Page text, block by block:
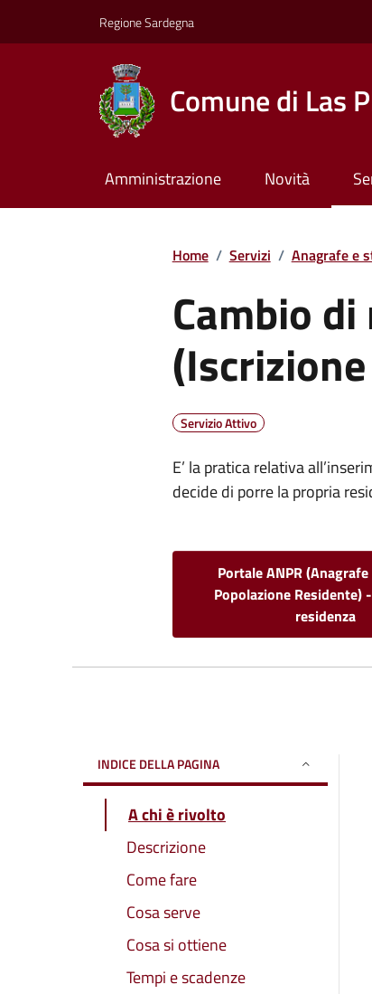
Regione Sardegna
Comune di Las
Amministrazione Novità
Home / Servizi / Anagrafe e
Cambio
Servizio Attivo
E’ la pratica relativa
decide di porre la propria
Portale ANPR
Popolazione Residente)
residenza
INDICE DELLA PAGINA
A chi è rivolto
Descrizione
Come fare
Cosa serve
Cosa si ottiene
Tempi e scadenze